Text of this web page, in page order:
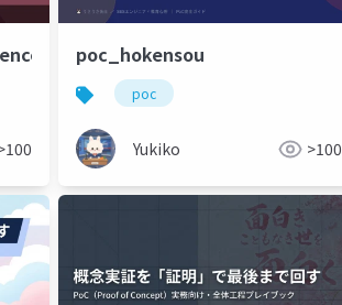
poc_hokensou
poc
Yukiko >100